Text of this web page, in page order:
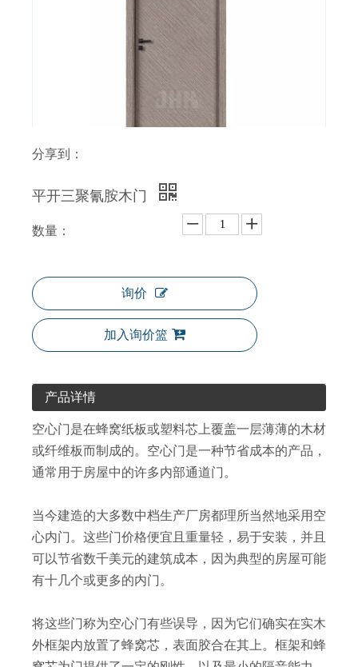
面板设计三聚氰胺中密度纤维板模压门
白色层压胶合板三聚氰胺门 传统设计卧室三聚氰胺门
分享到：
平开三聚氰胺木门
数量：
询价
加入询价篮
产品详情
空心门是在蜂窝纸板或塑料芯上覆盖一层薄薄的木材
或纤维板而制成的。空心门是一种节省成本的产品，
通常用于房屋中的许多内部通道门。
当今建造的大多数中档生产厂房都理所当然地采用空
心内门。这些门价格便宜且重量轻，易于安装，并且
可以节省数千美元的建筑成本，因为典型的房屋可能
有十几个或更多的内门。
将这些门称为空心门有些误导，因为它们确实在实木
外框架内放置了蜂窝芯，表面胶合在其上。框架和蜂